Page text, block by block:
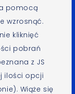
pomocą
wzrosnąć.
kliknięć
pobrań
z JS
ilości opcji
Wiąże się